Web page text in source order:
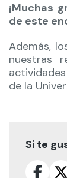
¡Muchas
de este
Además,
nuestras
de la
Si te